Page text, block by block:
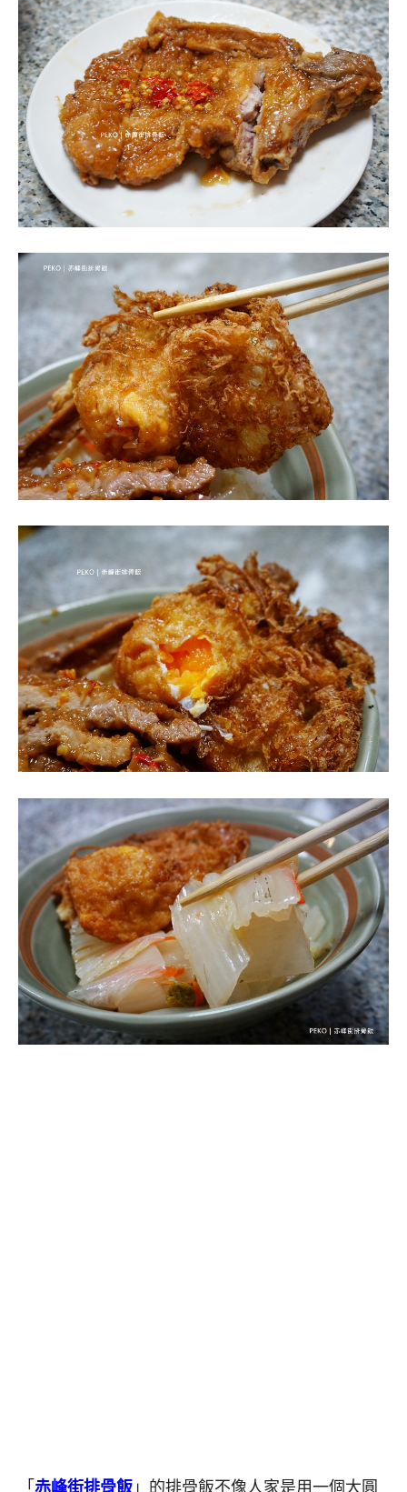
「 赤峰街排骨飯 」的排骨飯不像人家是用一個大圓